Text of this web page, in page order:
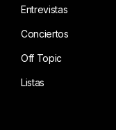
Entrevistas
Conciertos
Off Topic
Listas